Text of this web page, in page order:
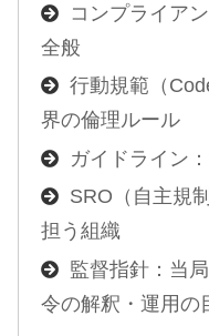
コンプライア
全般
行動規範（
界の倫理ルール
ガイドライン
SRO（自主規
担う組織
監督指針：当
令の解釈・運用の